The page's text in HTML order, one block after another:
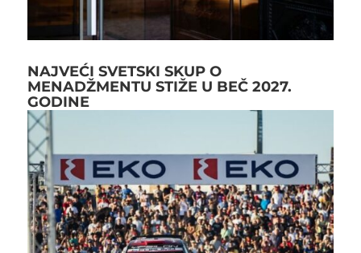
NAJVEĆI SVETSKI SKUP O
MENADŽMENTU STIŽE U BEČ 2027.
GODINE